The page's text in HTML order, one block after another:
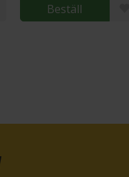
Beställ